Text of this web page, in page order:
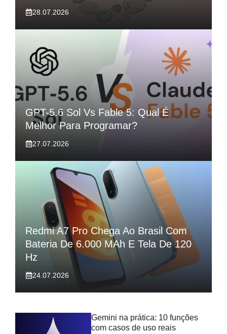
28.07.2026
GPT-5.6 Sol Vs Fable 5: Qual É
Melhor Para Programar?
27.07.2026
Redmi A7 Pro Chega Ao Brasil Com
Bateria De 6.000 MAh E Tela De 120
Hz
24.07.2026
Gemini na prática: 10 funções
com casos de uso reais